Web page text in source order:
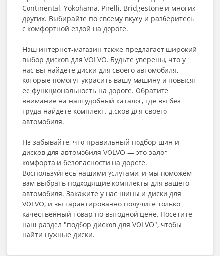
Continental, Yokohama, Pirelli, Bridgestone и многих
других. Выбирайте по своему вкусу и разберитесь
с комфортной ездой на дороге.
Наш интернет-магазин также предлагает широкий
выбор дисков для VOLVO. Будьте уверены, что у
нас вы найдете диски для своего автомобиля,
которые помогут украсить вашу машину и повысят
ее функциональность на дороге. Обратите
внимание на наш удобный каталог, где вы без
труда найдете комплект. д.сков для своего
автомобиля.
Не забывайте, что правильный подбор шин и
дисков для автомобиля VOLVO — это залог
комфорта и безопасности на дороге.
Воспользуйтесь нашими услугами, и мы поможем
вам выбрать подходящие комплекты для вашего
автомобиля. Закажите у нас шины и диски для
VOLVO, и вы гарантированно получите только
качественный товар по выгодной цене. Посетите
наш раздел "подбор дисков для VOLVO", чтобы
найти нужные диски.